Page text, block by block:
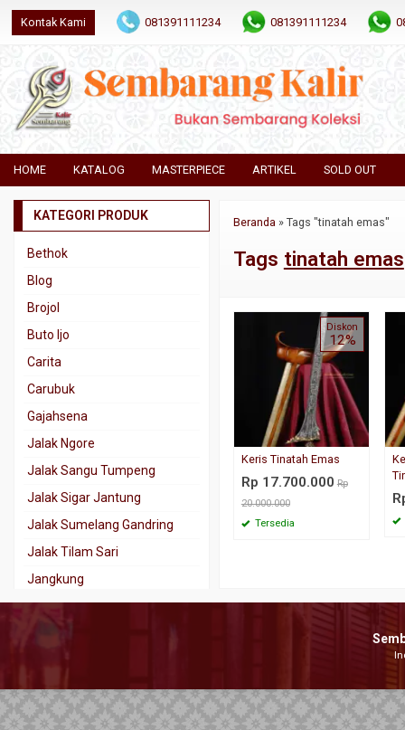
Kontak Kami 081391111234 081391111234
HOME KATALOG MASTERPIECE ARTIKEL SOLD OUT
Beranda» Tags "tinatah emas"
Tags tinatah emas
Diskon
12%
Keris Tinatah Emas
Rp 17.700.000 Rp
20.000.000
Tersedia
KATEGORI PRODUK
Bethok
Blog
Brojol
Buto Ijo
Carita
Carubuk
Gajahsena
Jalak Ngore
Jalak Sangu Tumpeng
Jalak Sigar Jantung
Jalak Sumelang Gandring
Jalak Tilam Sari
Jangkung
Jaran Goyang
Kala Nadhah
Karno Tanding
Kebo Kantong